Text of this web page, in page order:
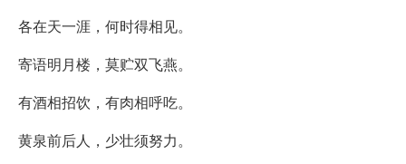
各在天一涯，何时得相见。
寄语明月楼，莫贮双飞燕。
有酒相招饮，有肉相呼吃。
黄泉前后人，少壮须努力。